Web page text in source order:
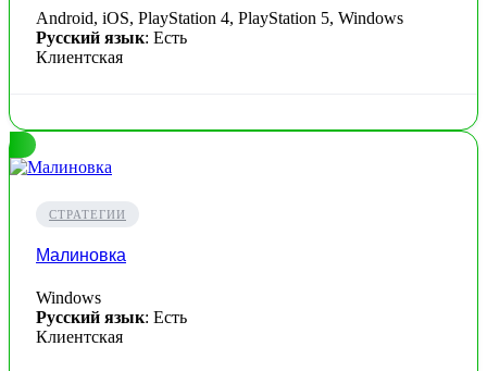
Android, iOS, PlayStation 4, PlayStation 5, Windows
Русский язык: Есть
Клиентская
СТРАТЕГИИ
Малиновка
Windows
Русский язык: Есть
Клиентская